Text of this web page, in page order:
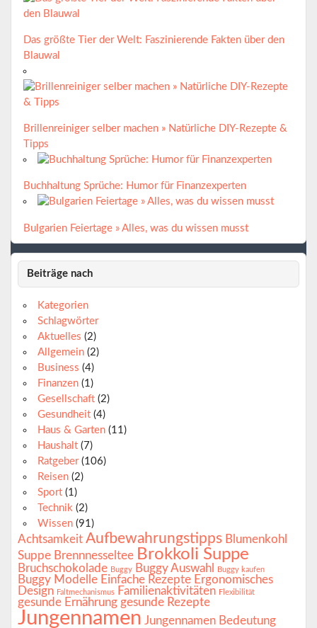
Das größte Tier der Welt: Faszinierende Fakten über den
Blauwal
Brillenreiniger selber machen » Natürliche DIY-Rezepte &
Tipps
Buchhaltung Sprüche: Humor für Finanzexperten
Bulgarien Feiertage » Alles, was du wissen musst
Beiträge nach
Kategorien
Schlagwörter
Aktuelles (2)
Allgemein (2)
Business (4)
Finanzen (1)
Gesellschaft (2)
Gesundheit (4)
Haus & Garten (11)
Haushalt (7)
Ratgeber(106)
Reisen (2)
Sport (1)
Technik (2)
Wissen (91)
Achtsamkeit Aufbewahrungstipps Blumenkohl
Suppe Brennnesseltee Brokkoli Suppe
Bruchschokolade Buggy Buggy Auswahl Buggy kaufen
Buggy Modelle Einfache Rezepte Ergonomisches
Design Faltmechanismus Familienaktivitäten Flexibilität
gesunde Ernährung gesunde Rezepte
Jungennamen Jungennamen Bedeutung